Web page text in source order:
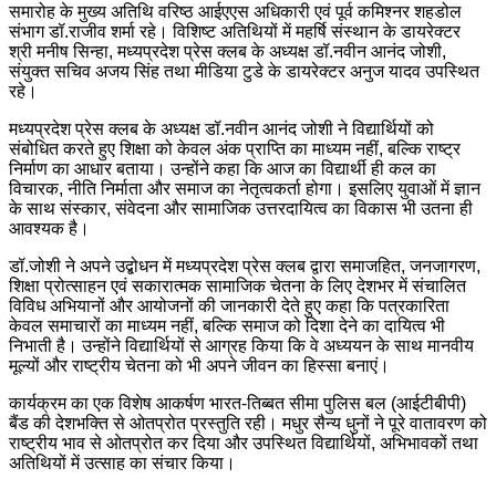
समारोह के मुख्य अतिथि वरिष्ठ आईएएस अधिकारी एवं पूर्व कमिश्नर शहडोल
संभाग डॉ.राजीव शर्मा रहे। विशिष्ट अतिथियों में महर्षि संस्थान के डायरेक्टर
श्री मनीष सिन्हा, मध्यप्रदेश प्रेस क्लब के अध्यक्ष डॉ.नवीन आनंद जोशी,
संयुक्त सचिव अजय सिंह तथा मीडिया टुडे के डायरेक्टर अनुज यादव उपस्थित
रहे।
मध्यप्रदेश प्रेस क्लब के अध्यक्ष डॉ.नवीन आनंद जोशी ने विद्यार्थियों को
संबोधित करते हुए शिक्षा को केवल अंक प्राप्ति का माध्यम नहीं, बल्कि राष्ट्र
निर्माण का आधार बताया। उन्होंने कहा कि आज का विद्यार्थी ही कल का
विचारक, नीति निर्माता और समाज का नेतृत्वकर्ता होगा। इसलिए युवाओं में ज्ञान
के साथ संस्कार, संवेदना और सामाजिक उत्तरदायित्व का विकास भी उतना ही
आवश्यक है।
डॉ.जोशी ने अपने उद्बोधन में मध्यप्रदेश प्रेस क्लब द्वारा समाजहित, जनजागरण,
शिक्षा प्रोत्साहन एवं सकारात्मक सामाजिक चेतना के लिए देशभर में संचालित
विविध अभियानों और आयोजनों की जानकारी देते हुए कहा कि पत्रकारिता
केवल समाचारों का माध्यम नहीं, बल्कि समाज को दिशा देने का दायित्व भी
निभाती है। उन्होंने विद्यार्थियों से आग्रह किया कि वे अध्ययन के साथ मानवीय
मूल्यों और राष्ट्रीय चेतना को भी अपने जीवन का हिस्सा बनाएं।
कार्यक्रम का एक विशेष आकर्षण भारत-तिब्बत सीमा पुलिस बल (आईटीबीपी)
बैंड की देशभक्ति से ओतप्रोत प्रस्तुति रही। मधुर सैन्य धुनों ने पूरे वातावरण को
राष्ट्रीय भाव से ओतप्रोत कर दिया और उपस्थित विद्यार्थियों, अभिभावकों तथा
अतिथियों में उत्साह का संचार किया।